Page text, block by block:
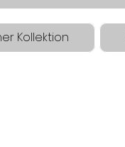
Kollektion